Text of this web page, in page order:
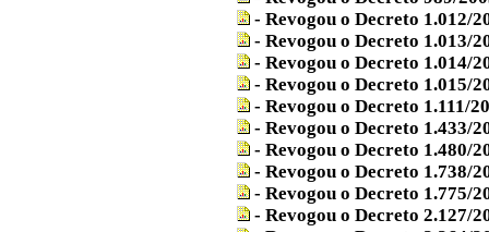
- Revogou o Decreto 1.012/
- Revogou o Decreto 1.013/
- Revogou o Decreto 1.014/
- Revogou o Decreto 1.015/
- Revogou o Decreto 1.111/
- Revogou o Decreto 1.433/
- Revogou o Decreto 1.480/
- Revogou o Decreto 1.738/
- Revogou o Decreto 1.775/
- Revogou o Decreto 2.127/